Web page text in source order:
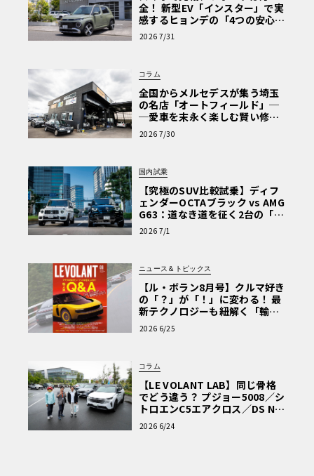
全！ 新型EV「インスター」で実
感するヒョンデの「4つの安心」
【第1回・ヒョンデ6つの疑問：
Why? Hyundai?】〈PR〉
2026 7/31
コラム
全国からメルセデスが集う埼玉
の名店「オートフィールド」─
─愛車を末永く楽しむ賢い修理
術と、プロがフックス製オイル
を選ぶ理由〈PR〉
2026 7/30
国内試乗
【究極のSUV比較試乗】ディフ
ェンダーOCTAブラック vs AMG
G63：道なき道を征く2台の「対
極的アプローチ」
2026 7/1
ニュース＆トピックス
【ル・ボラン8月号】クルマ好き
の「？」が「！」に変わる！ 最
新テクノロジーも紐解く「輸入
車Q&A」
2026 6/25
コラム
【LE VOLANT LAB】同じ骨格
でどう違う？ プジョー5008／シ
トロエンC5エアクロス／DS Nº4
読者一気乗りレポート
2026 6/24